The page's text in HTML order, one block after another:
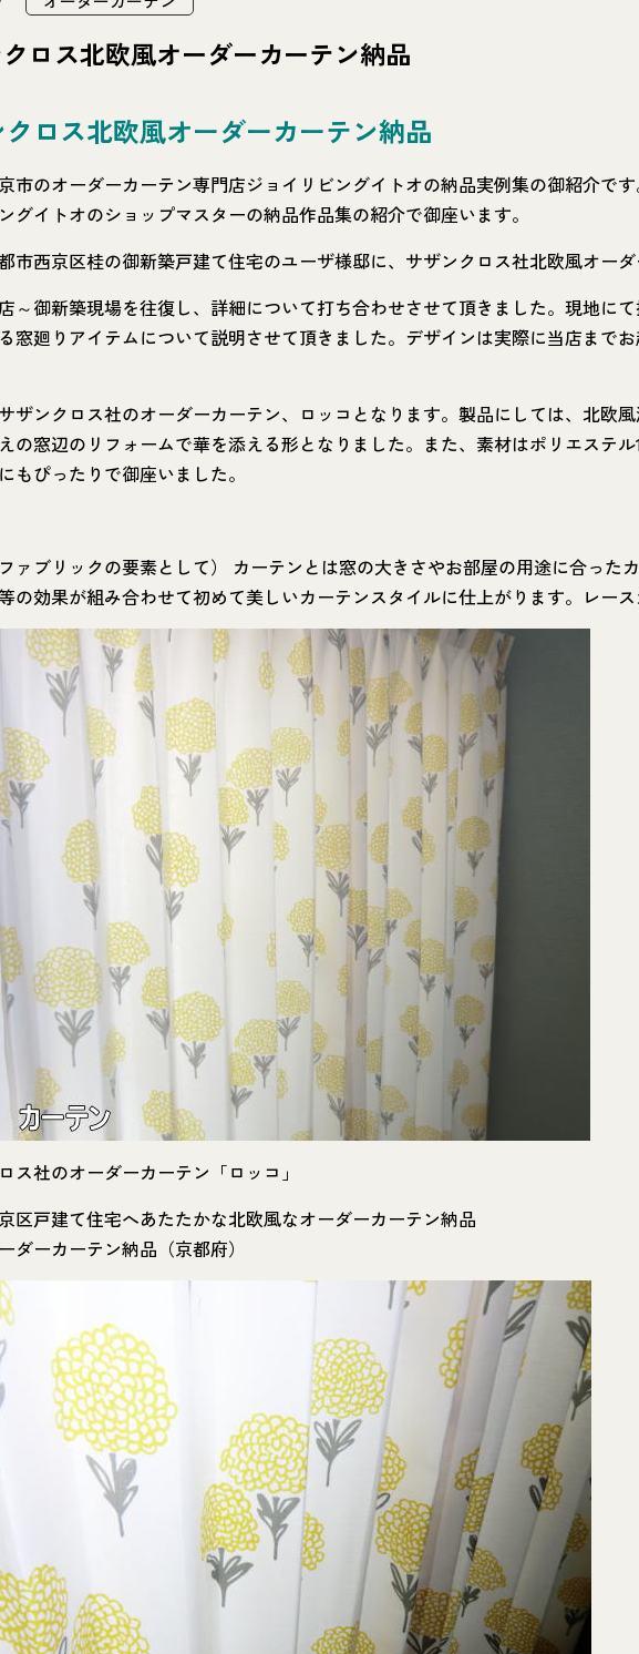
ロス北欧風オーダーカーテン納品
ロス北欧風オーダーカーテン納品
市のオーダーカーテン専門店ジョイリビングイトオの納品実例集の御紹介で
グイトオのショップマスターの納品作品集の紹介で御座います。
市西京区桂の御新築戸建て住宅のユーザ様邸に、サザンクロス社北欧風オー
～御新築現場を往復し、詳細について打ち合わせさせて頂きました。現地に
窓廻りアイテムについて説明させて頂きました。デザインは実際に当店まで
ザンクロス社のオーダーカーテン、ロッコとなります。製品にしては、北欧
の窓辺のリフォームで華を添える形となりました。また、素材はポリエステ
もぴったりで御座いました。
ァブリックの要素として） カーテンとは窓の大きさやお部屋の用途に合っ
の効果が組み合わせて初めて美しいカーテンスタイルに仕上がります。レー
ス社のオーダーカーテン「ロッコ」
区戸建て住宅へあたたかな北欧風なオーダーカーテン納品
ダーカーテン納品（京都府）